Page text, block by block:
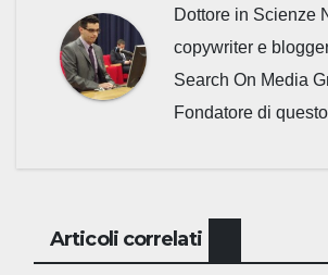
Dottore in Scienze
copywriter e
Search On Media
Fondatore di
Articoli correlati